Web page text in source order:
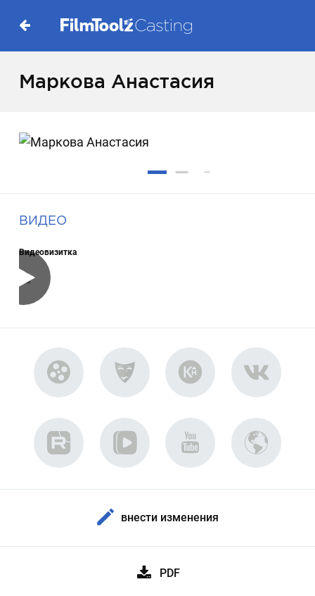
Маркова Анастасия
ВИДЕО
Видеовизитка
внести изменения
PDF